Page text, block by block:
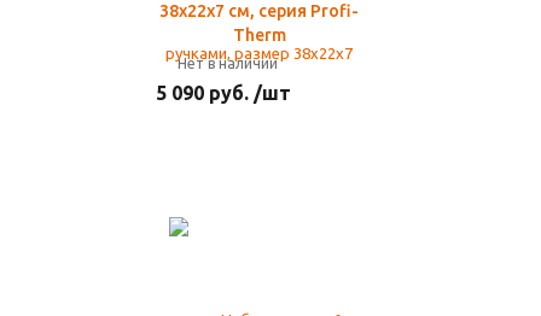
38х22х7 см, серия Profi-
Therm
Нет в наличии
5 090 руб. /шт